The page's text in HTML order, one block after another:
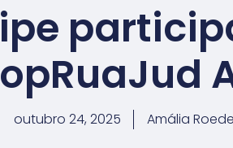
outubro 24, 2025 Amália